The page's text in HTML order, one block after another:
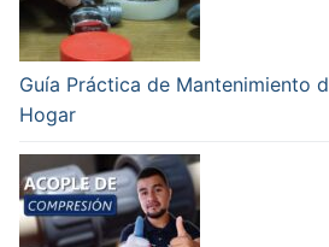
Guía Práctica de Mantenimiento
Hogar